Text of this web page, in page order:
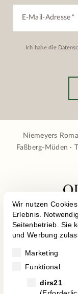
E-Mail-Adresse
Ich habe die
Niemeyers
Faßberg-Müden · T